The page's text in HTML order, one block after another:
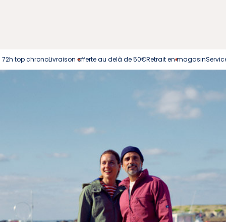
Livraison offerte au delà de 50€Retrait en magasinService client à